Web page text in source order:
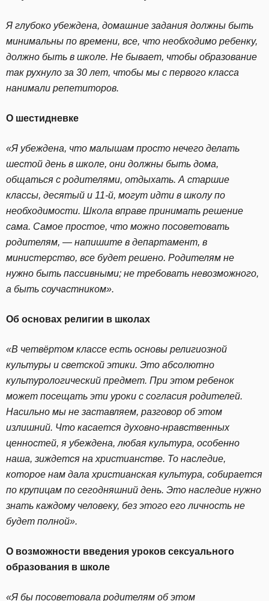
Я глубоко убеждена, домашние задания должны быть
минимальны по времени, все, что необходимо ребенку,
должно быть в школе. Не бывает, чтобы образование
так рухнуло за 30 лет, чтобы мы с первого класса
нанимали репетиторов.
О шестидневке
«Я убеждена, что малышам просто нечего делать
шестой день в школе, они должны быть дома,
общаться с родителями, отдыхать. А старшие
классы, десятый и 11-й, могут идти в школу по
необходимости. Школа вправе принимать решение
сама. Самое простое, что можно посоветовать
родителям, — напишите в департамент, в
министерство, все будет решено. Родителям не
нужно быть пассивными; не требовать невозможного,
а быть соучастником».
Об основах религии в школах
«В четвёртом классе есть основы религиозной
культуры и светской этики. Это абсолютно
культурологический предмет. При этом ребенок
может посещать эти уроки с согласия родителей.
Насильно мы не заставляем, разговор об этом
излишний. Что касается духовно-нравственных
ценностей, я убеждена, любая культура, особенно
наша, зиждется на христианстве. То наследие,
которое нам дала христианская культура, собирается
по крупицам по сегодняшний день. Это наследие нужно
знать каждому человеку, без этого его личность не
будет полной».
О возможности введения уроков сексуального
образования в школе
«Я бы посоветовала родителям об этом